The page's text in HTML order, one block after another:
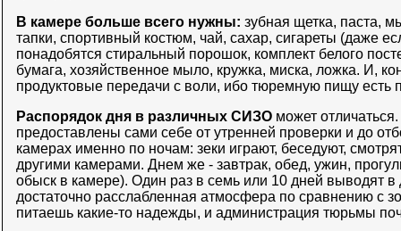
В камере больше всего нужны: зубная щетка, паста,
тапки, спортивный костюм, чай, сахар, сигареты (даже
понадобятся стиральный порошок, комплект белого
бумага, хозяйственное мыло, кружка, миска, ложка. И,
продуктовые передачи с воли, ибо тюремную пищу есть
Распорядок дня в различных СИЗО может
предоставлены сами себе от утренней проверки и до
камерах именно по ночам: зеки играют, беседуют,
другими камерами. Днем же - завтрак, обед, ужин,
обыск в камере). Один раз в семь или 10 дней выводят
достаточно расслабленная атмосфера по сравнению с
питаешь какие-то надежды, и администрация тюрьмы